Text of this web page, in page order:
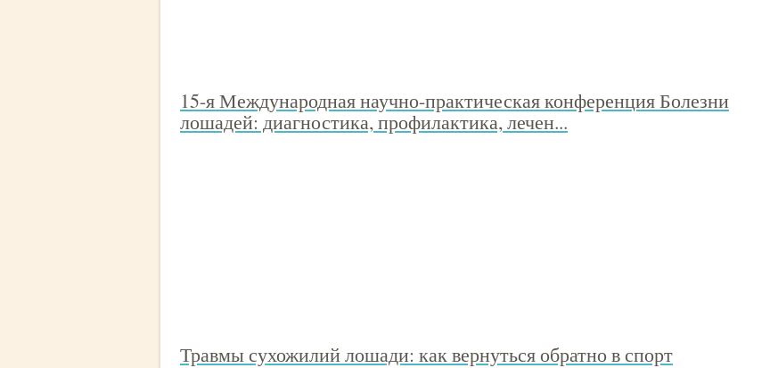
15-я Международная научно-практическая конференция Болезни
лошадей: диагностика, профилактика, лечен...
Травмы сухожилий лошади: как вернуться обратно в спорт